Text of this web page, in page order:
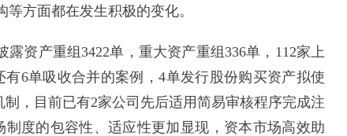
方面都在发生积极的变化。
资产重组3422单，重大资产重组336单，112家上
6单吸收合并的案例，4单发行股份购买资产拟使
，目前已有2家公司先后适用简易审核程序完成注
度的包容性、适应性更加显现，资本市场高效助